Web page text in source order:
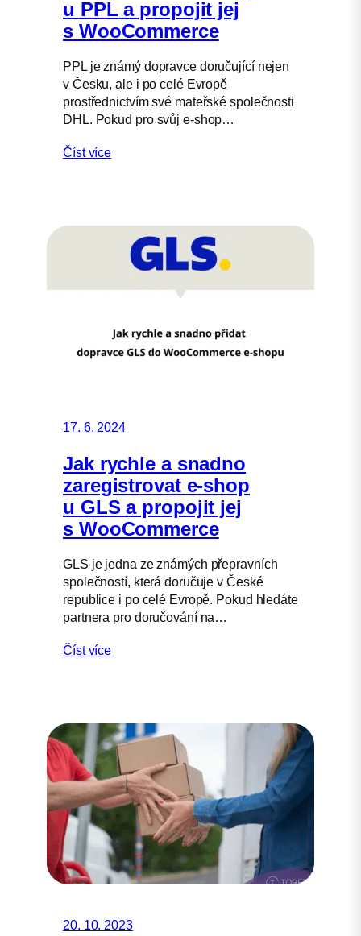
u PPL a propojit jej
s WooCommerce
PPL je známý dopravce doručující nejen
v Česku, ale i po celé Evropě
prostřednictvím své mateřské společnosti
DHL. Pokud pro svůj e-shop…
Číst více
17. 6. 2024
Jak rychle a snadno
zaregistrovat e-shop
u GLS a propojit jej
s WooCommerce
GLS je jedna ze známých přepravních
společností, která doručuje v České
republice i po celé Evropě. Pokud hledáte
partnera pro doručování na…
Číst více
20. 10. 2023